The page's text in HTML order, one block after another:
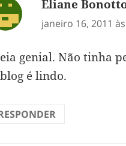
Eliane
janeiro 16, 2011
genial. Não tinha
é lindo.